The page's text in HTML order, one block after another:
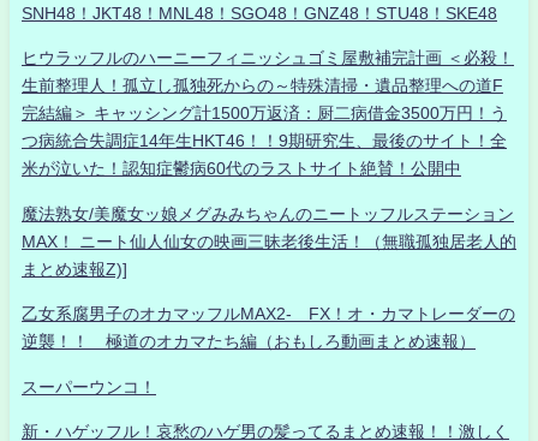
SNH48！JKT48！MNL48！SGO48！GNZ48！STU48！SKE48
ヒウラッフルのハーニーフィニッシュゴミ屋敷補完計画 ＜必殺！
生前整理人！孤立し孤独死からの～特殊清掃・遺品整理への道F
完結編＞ キャッシング計1500万返済：厨二病借金3500万円！う
つ病統合失調症14年生HKT46！！9期研究生、最後のサイト！全
米が泣いた！認知症鬱病60代のラストサイト絶賛！公開中
魔法熟女/美魔女ッ娘メグみみちゃんのニートッフルステーション
MAX！ ニート仙人仙女の映画三昧老後生活！（無職孤独居老人的
まとめ速報Z)]
乙女系腐男子のオカマッフルMAX2- FX！オ・カマトレーダーの
逆襲！！ 極道のオカマたち編（おもしろ動画まとめ速報）
スーパーウンコ！
新・ハゲッフル！哀愁のハゲ男の髪ってるまとめ速報！！激しく